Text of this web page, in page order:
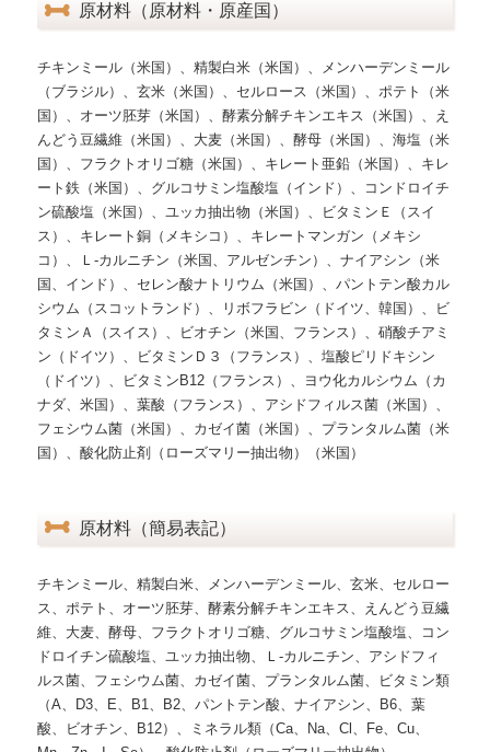
原材料（原材料・原産国）
チキンミール（米国）、精製白米（米国）、メンハーデンミール
（ブラジル）、玄米（米国）、セルロース（米国）、ポテト（米
国）、オーツ胚芽（米国）、酵素分解チキンエキス（米国）、え
んどう豆繊維（米国）、大麦（米国）、酵母（米国）、海塩（米
国）、フラクトオリゴ糖（米国）、キレート亜鉛（米国）、キレ
ート鉄（米国）、グルコサミン塩酸塩（インド）、コンドロイチ
ン硫酸塩（米国）、ユッカ抽出物（米国）、ビタミンＥ（スイ
ス）、キレート銅（メキシコ）、キレートマンガン（メキシ
コ）、Ｌ-カルニチン（米国、アルゼンチン）、ナイアシン（米
国、インド）、セレン酸ナトリウム（米国）、パントテン酸カル
シウム（スコットランド）、リボフラビン（ドイツ、韓国）、ビ
タミンＡ（スイス）、ビオチン（米国、フランス）、硝酸チアミ
ン（ドイツ）、ビタミンＤ３（フランス）、塩酸ピリドキシン
（ドイツ）、ビタミンB12（フランス）、ヨウ化カルシウム（カ
ナダ、米国）、葉酸（フランス）、アシドフィルス菌（米国）、
フェシウム菌（米国）、カゼイ菌（米国）、プランタルム菌（米
国）、酸化防止剤（ローズマリー抽出物）（米国）
原材料（簡易表記）
チキンミール、精製白米、メンハーデンミール、玄米、セルロー
ス、ポテト、オーツ胚芽、酵素分解チキンエキス、えんどう豆繊
維、大麦、酵母、フラクトオリゴ糖、グルコサミン塩酸塩、コン
ドロイチン硫酸塩、ユッカ抽出物、Ｌ-カルニチン、アシドフィ
ルス菌、フェシウム菌、カゼイ菌、プランタルム菌、ビタミン類
（A、D3、E、B1、B2、パントテン酸、ナイアシン、B6、葉
酸、ビオチン、B12）、ミネラル類（Ca、Na、Cl、Fe、Cu、